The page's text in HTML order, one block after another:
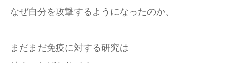
なぜ自分を攻撃するようになったのか、
まだまだ免疫に対する研究は